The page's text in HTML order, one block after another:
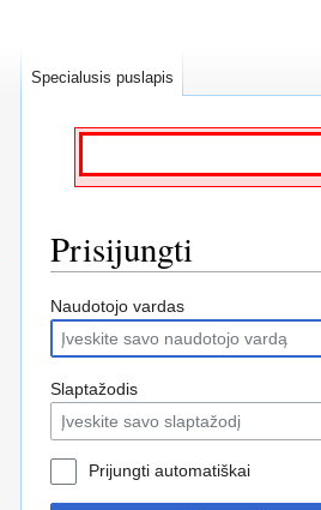
Prisijungti
Jump
to
navigation
Jump
to
search
Naudotojo vardas
Slaptažodis
Prijungti automatiškai
Specialusis puslapis